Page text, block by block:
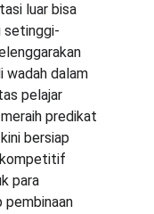
luar bisa
setinggi-
wadah dalam
pelajar
predikat
bersiap
kompetitif
para
pembinaan